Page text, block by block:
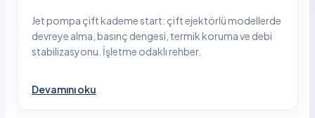
Jet pompa çift kademe start: çift ejektörlü modellerde
devreye alma, basınç dengesi, termik koruma ve debi
stabilizasyonu. İşletme odaklı rehber.
Devamını oku